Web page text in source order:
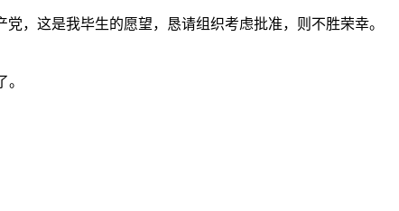
，这是我毕生的愿望，恳请组织考虑批准，则不胜荣幸。